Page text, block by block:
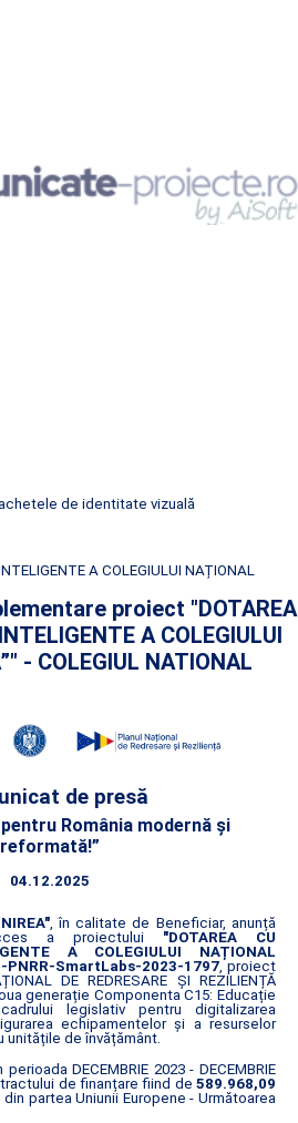
de identitate vizuală
A COLEGIULUI NAȚIONAL
proiect "DOTAREA
A COLEGIULUI
- COLEGIUL NATIONAL
de presă
pentru România modernă și
reformată!”
04.12.2025
, în calitate de Beneficiar, anunță
a proiectului "DOTAREA CU
A COLEGIULUI NAȚIONAL
SmartLabs-2023-1797, proiect
DE REDRESARE ȘI REZILIENȚĂ
generație Componenta C15: Educație
legislativ pentru digitalizarea
echipamentelor și a resurselor
de învățământ.
DECEMBRIE 2023 - DECEMBRIE
de finanțare fiind de 589.968,09
partea Uniunii Europene - Următoarea